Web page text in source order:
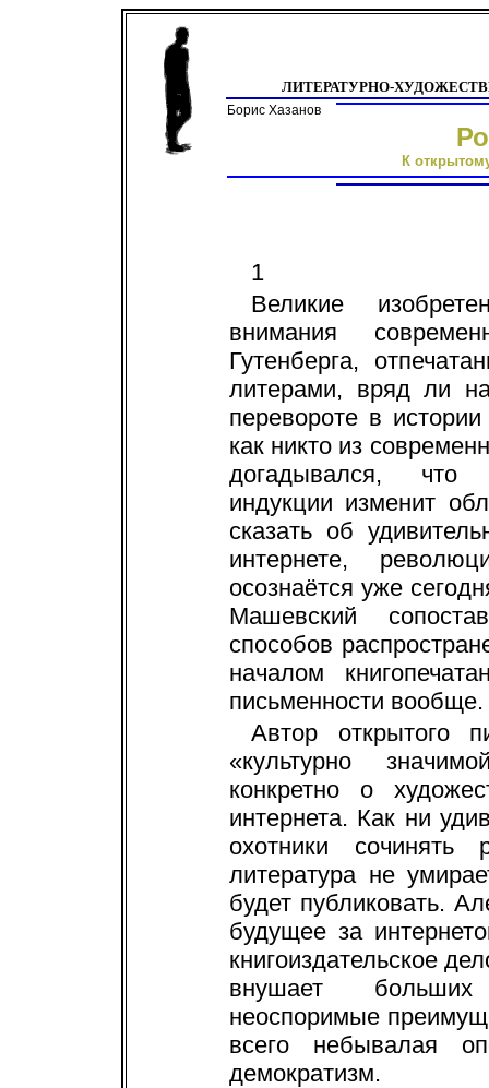
ЛИТЕРАТУРНО-
Борис Хазанов
К
1
Великие
внимания
Гутенберга,
литерами, вряд ли
перевороте в
как никто из
догадывался, что
индукции изменит
сказать об
интернете,
осознаётся уже
Машевский
способов
началом
письменности вообще.
Автор открытого
«культурно
конкретно о
интернета. Как ни
охотники
литература не
будет публиковать.
будущее за
книгоиздательское
внушает
неоспоримые
всего небывалая
демократизм.